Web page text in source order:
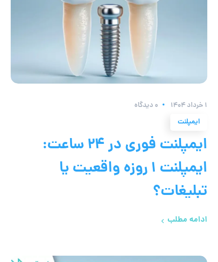
۱ خرداد ۱۴۰۴
0 دیدگاه
ایمپلنت
ایمپلنت فوری در ۲۴ ساعت:
ایمپلنت ۱ روزه واقعیت یا
تبلیغات؟
ادامه مطلب